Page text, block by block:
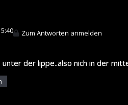
Zum Antworten anmelden
unter der lippe..also nich in der